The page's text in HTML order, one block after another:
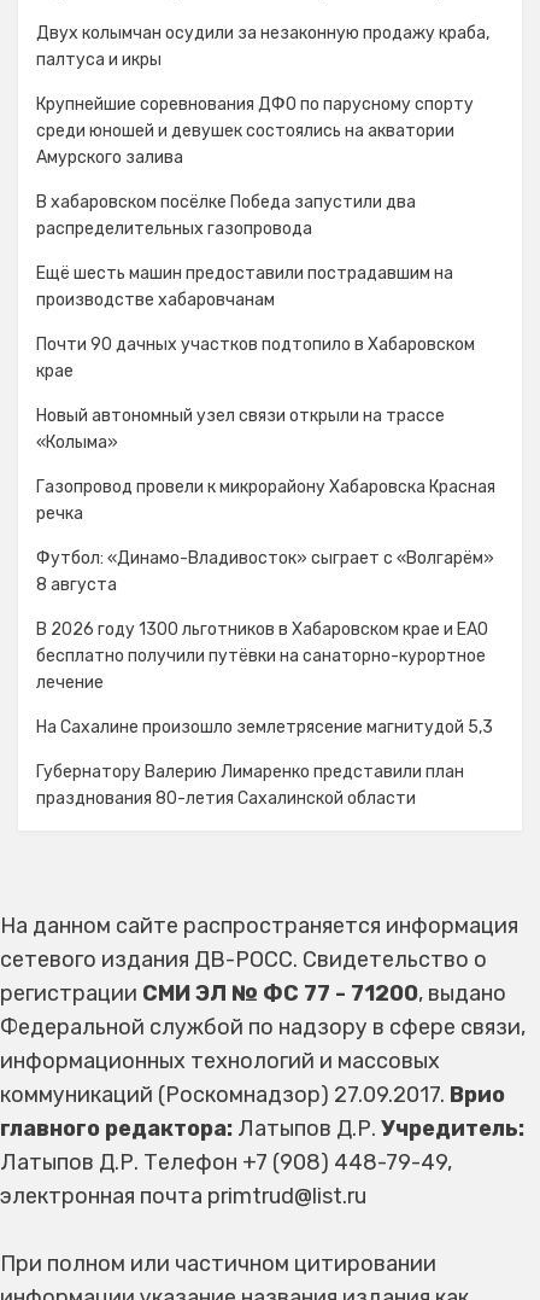
Двух колымчан осудили за незаконную продажу краба,
палтуса и икры
Крупнейшие соревнования ДФО по парусному спорту
среди юношей и девушек состоялись на акватории
Амурского залива
В хабаровском посёлке Победа запустили два
распределительных газопровода
Ещё шесть машин предоставили пострадавшим на
производстве хабаровчанам
Почти 90 дачных участков подтопило в Хабаровском
крае
Новый автономный узел связи открыли на трассе
«Колыма»
Газопровод провели к микрорайону Хабаровска Красная
речка
Футбол: «Динамо-Владивосток» сыграет с «Волгарём»
8 августа
В 2026 году 1300 льготников в Хабаровском крае и ЕАО
бесплатно получили путёвки на санаторно-курортное
лечение
На Сахалине произошло землетрясение магнитудой 5,3
Губернатору Валерию Лимаренко представили план
празднования 80-летия Сахалинской области
На данном сайте распространяется информация
сетевого издания ДВ-РОСС. Свидетельство о
регистрации СМИ ЭЛ № ФС 77 - 71200, выдано
Федеральной службой по надзору в сфере связи,
информационных технологий и массовых
коммуникаций (Роскомнадзор) 27.09.2017. Врио
главного редактора: Латыпов Д.Р. Учредитель:
Латыпов Д.Р. Телефон +7 (908) 448-79-49,
электронная почта primtrud@list.ru
При полном или частичном цитировании